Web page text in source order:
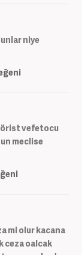
niye
vefetocu
meclise
mi olur kacana
ceza oalcak